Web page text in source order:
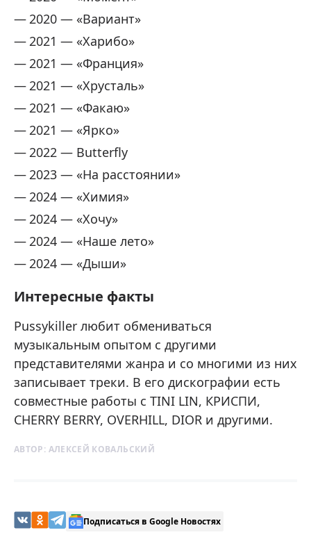
2020 — «Вариант»
2021 — «Харибо»
2021 — «Франция»
2021 — «Хрусталь»
2021 — «Факаю»
2021 — «Ярко»
2022 — Butterfly
2023 — «На расстоянии»
2024 — «Химия»
2024 — «Хочу»
2024 — «Наше лето»
2024 — «Дыши»
Интересные факты
Pussykiller любит обмениваться
музыкальным опытом с другими
представителями жанра и со многими из них
записывает треки. В его дискографии есть
совместные работы с TINI LIN, КРИСПИ,
CHERRY BERRY, OVERHILL, DIOR и другими.
АВТОР: АЛЕКСЕЙ КОВАЛЬСКИЙ
Подписаться в Google Новостях